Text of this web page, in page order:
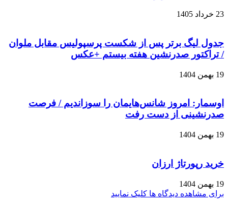
23 خرداد 1405
جدول لیگ برتر پس از شکست پرسپولیس مقابل ملوان
/ تراکتور صدرنشین هفته بیستم +عکس
19 بهمن 1404
اوسمار: امروز شانس‌هایمان را سوزاندیم / فرصت
صدرنشینی از دست رفت
19 بهمن 1404
خرید رپورتاژ ارزان
19 بهمن 1404
برای مشاهده دیدگاه ها کلیک نمایید